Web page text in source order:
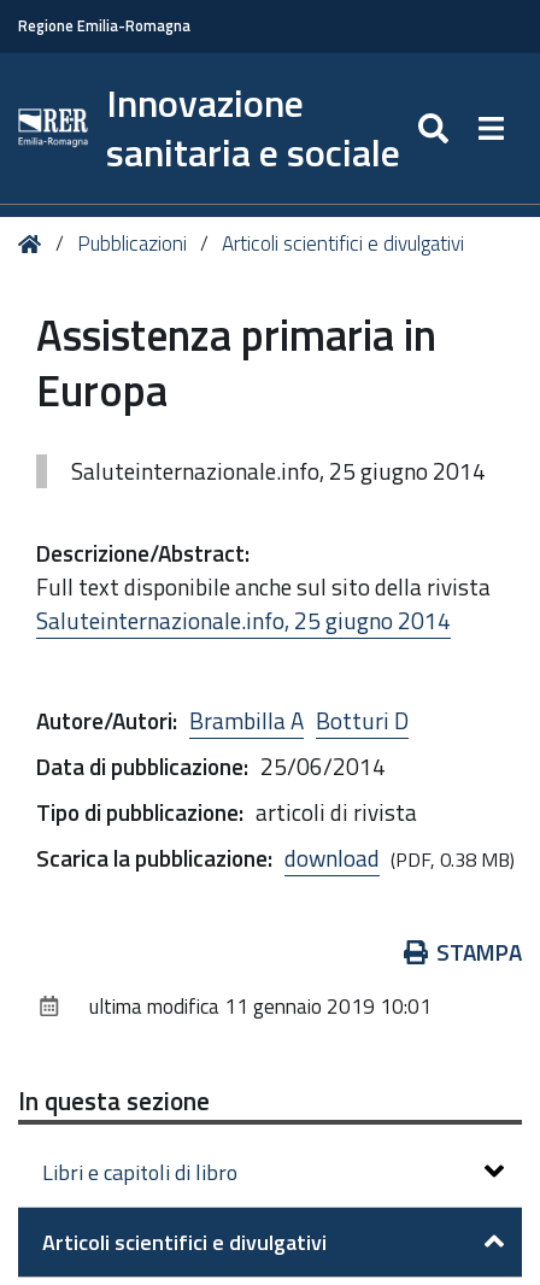
Regione Emilia-Romagna
Innovazione
sanitaria e sociale
Tu HomePubblicazioni Articoli scientifici e divulgativi
Assistenza primaria in
Europa
Saluteinternazionale.info, 25 giugno 2014
Descrizione/Abstract:
Full text disponibile anche sul sito della rivista
Saluteinternazionale.info, 25 giugno 2014
Autore/Autori: Brambilla A Botturi D
Data di pubblicazione: 25/06/2014
Tipo di pubblicazione: articoli di rivista
Scarica la pubblicazione: download (PDF, 0.38 MB)
documento
STAMPA
ultima modifica 11 gennaio 2019 10:01
In questa sezione
Libri e capitoli di libro
Articoli scientifici e divulgativi